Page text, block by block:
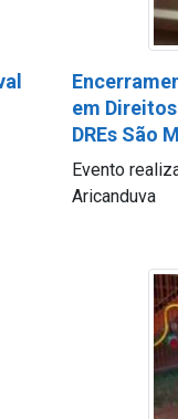
em
DREs São
Evento
Aricanduva